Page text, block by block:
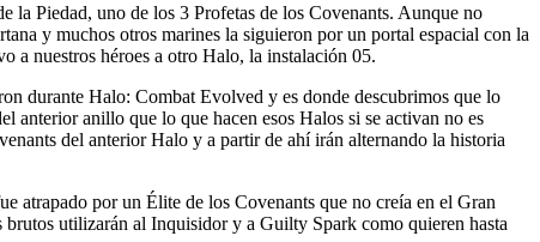
la Piedad, uno de los 3 Profetas de los Covenants. Aunque no
y muchos otros marines la siguieron por un portal espacial con la
a nuestros héroes a otro Halo, la instalación 05.
durante Halo: Combat Evolved y es donde descubrimos que lo
anterior anillo que lo que hacen esos Halos si se activan no es
del anterior Halo y a partir de ahí irán alternando la historia
atrapado por un Élite de los Covenants que no creía en el Gran
utilizarán al Inquisidor y a Guilty Spark como quieren hasta